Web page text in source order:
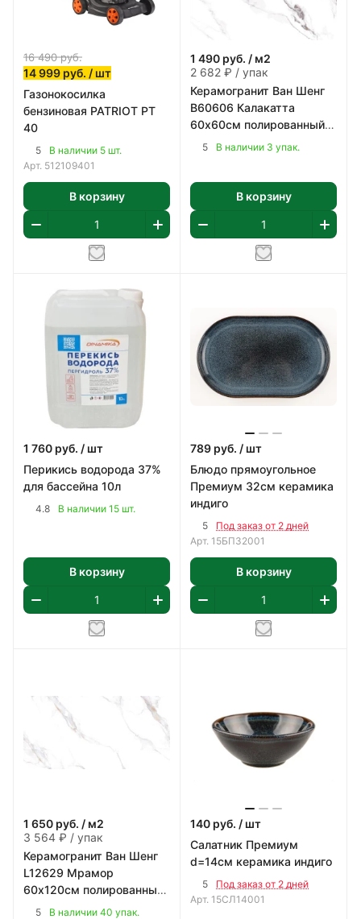
16 490руб.
14 999 руб. / шт
Газонокосилка
бензиновая PATRIOT PT
40
5
В наличии 5 шт.
Арт. 512109401
В корзину
1 490 руб. / м2
2 682 ₽ / упак
Керамогранит Ван Шенг
В60606 Калакатта
60х60см полированный
цвет бело-серый 1,8 м2/
5 В наличии 3 упак.
В корзину
1 760 руб. / шт
Перикись водорода 37%
для бассейна 10л
4.8 В наличии 15 шт.
В корзину
789 руб. / шт
Блюдо прямоугольное
Премиум 32см керамика
индиго
5
Под заказ от 2 дней
Арт. 15БП32001
В корзину
1 650 руб. / м2
3 564 ₽ / упак
Керамогранит Ван Шенг
L12629 Мрамор
60х120см полированный
цвет белый с коричнево-
5 В наличии 40 упак.
140 руб. / шт
Салатник Премиум
d=14см керамика индиго
5
Под заказ от 2 дней
Арт. 15СЛ14001